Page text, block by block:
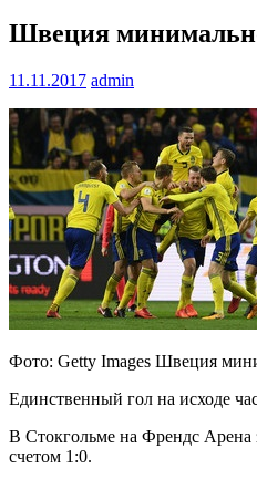
Швеция
11.11.2017 admin
Фото: Getty Images Швеция
Единственный гол на исходе
В Стокгольме на Френдс
счетом 1:0.